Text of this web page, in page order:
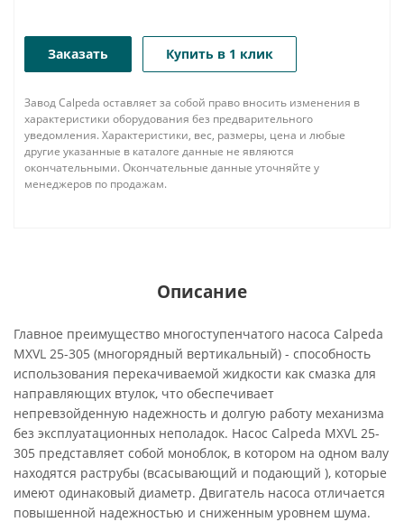
Заказать Купить в 1 клик
Завод Calpeda оставляет за собой право вносить изменения в
характеристики оборудования без предварительного
уведомления. Характеристики, вес, размеры, цена и любые
другие указанные в каталоге данные не являются
окончательными. Окончательные данные уточняйте у
менеджеров по продажам.
Описание
Главное преимущество многоступенчатого насоса Calpeda
MXVL 25-305 (многорядный вертикальный) - способность
использования перекачиваемой жидкости как смазка для
направляющих втулок, что обеспечивает
непревзойденную надежность и долгую работу механизма
без эксплуатационных неполадок. Насос Calpeda MXVL 25-
305 представляет собой моноблок, в котором на одном валу
находятся раструбы (всасывающий и подающий ), которые
имеют одинаковый диаметр. Двигатель насоса отличается
повышенной надежностью и сниженным уровнем шума.